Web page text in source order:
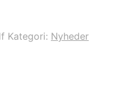
Kategori: Nyheder